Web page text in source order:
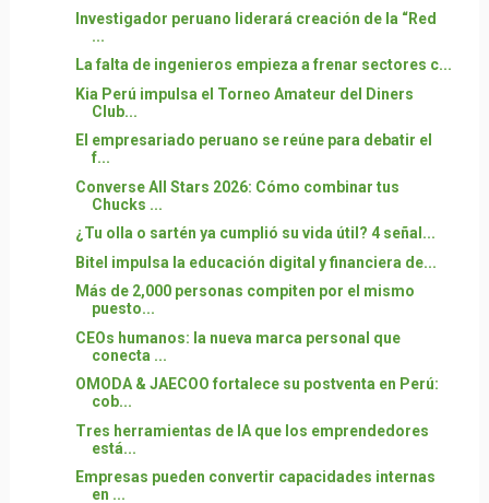
Investigador peruano liderará creación de la “Red
...
La falta de ingenieros empieza a frenar sectores c...
Kia Perú impulsa el Torneo Amateur del Diners
Club...
El empresariado peruano se reúne para debatir el
f...
Converse All Stars 2026: Cómo combinar tus
Chucks ...
¿Tu olla o sartén ya cumplió su vida útil? 4 señal...
Bitel impulsa la educación digital y financiera de...
Más de 2,000 personas compiten por el mismo
puesto...
CEOs humanos: la nueva marca personal que
conecta ...
OMODA & JAECOO fortalece su postventa en Perú:
cob...
Tres herramientas de IA que los emprendedores
está...
Empresas pueden convertir capacidades internas
en ...